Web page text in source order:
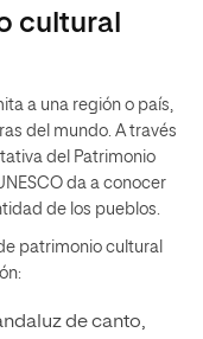
cultural
a una región o país,
del mundo. A través
del Patrimonio
da a conocer
de los pueblos.
patrimonio cultural
de canto,